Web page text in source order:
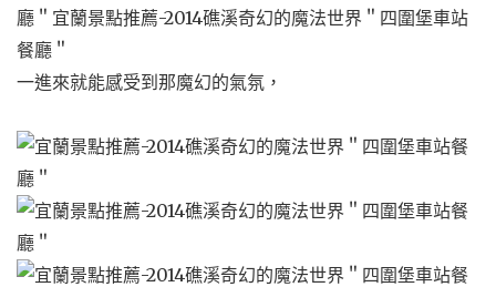
一進來就能感受到那魔幻的氣氛，